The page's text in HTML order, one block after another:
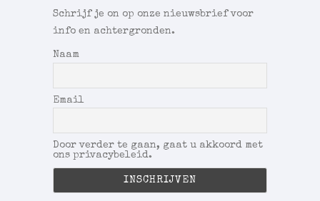
Schrijf je on op onze nieuwsbrief voor
info en achtergronden.
Naam
Email
Door verder te gaan, gaat u akkoord met
ons privacybeleid.